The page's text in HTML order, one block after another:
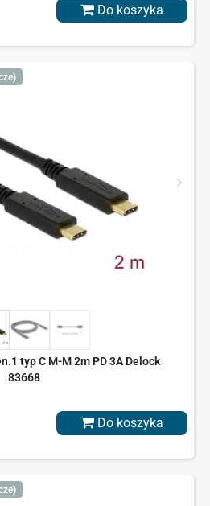
Do koszyka
typ C M-M 2m PD 3A Delock
83668
Do koszyka